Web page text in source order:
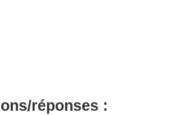
réponses :